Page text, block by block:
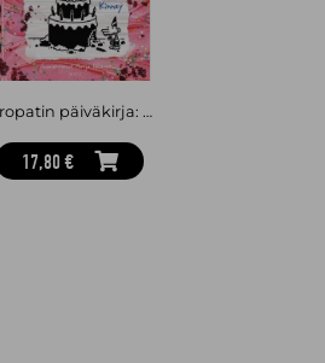
Neropatin päiväkirja: Kaaoskemut : Neropatin päiväkirja 20
17,80 €